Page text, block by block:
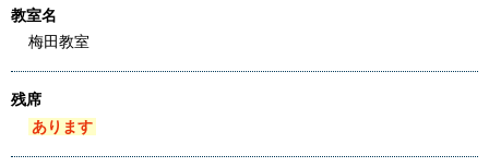
教室名
梅田教室
残席
あります